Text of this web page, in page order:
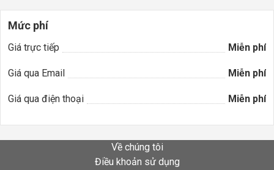
Mức phí
Giá trực tiếp Miễn phí
Giá qua Email Miễn phí
Giá qua điện thoại Miễn phí
Về chúng tôi
Điều khoản sử dụng